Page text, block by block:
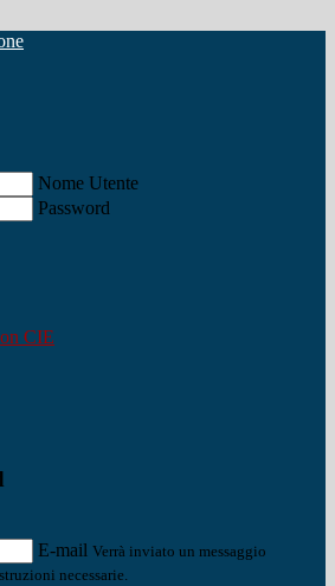
Nome Utente
Password
CIE
E-mail Verrà inviato un messaggio
necessarie.